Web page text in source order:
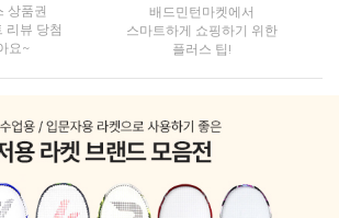
상품권
리뷰 당첨
요~
배드민턴마켓에서
스마트하게 쇼핑하기 위한
플러스 팁!